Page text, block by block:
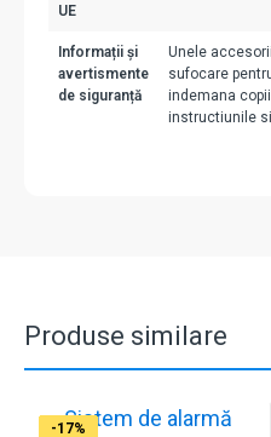
UE
Informații și
avertismente
de siguranță
Unele
sufocare
indemana
instructiunile
Produse similare
-31%
Sistem de alarmă
-19%
-21%
-13%
-15%
-20%
-12%
-13%
-16%
-17%